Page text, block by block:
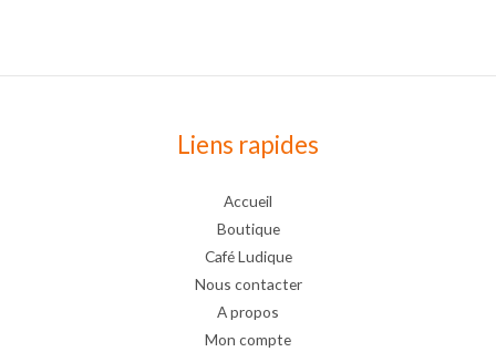
Liens rapides
Accueil
Boutique
Café Ludique
Nous contacter
A propos
Mon compte